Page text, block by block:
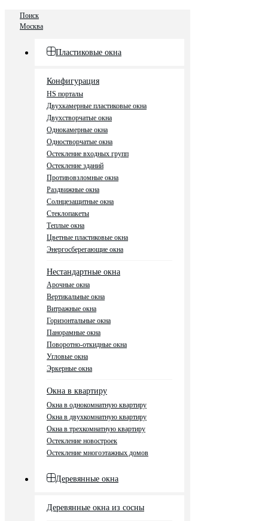
Поиск
Москва
Пластиковые окна
Конфигурация
HS порталы
Двухкамерные пластиковые окна
Двухстворчатые окна
Однокамерные окна
Одностворчатые окна
Остекление входных групп
Остекление зданий
Противовзломные окна
Раздвижные окна
Солнцезащитные окна
Стеклопакеты
Теплые окна
Цветные пластиковые окна
Энергосберегающие окна
Нестандартные окна
Арочные окна
Вертикальные окна
Витражные окна
Горизонтальные окна
Панорамные окна
Поворотно-откидные окна
Угловые окна
Эркерные окна
Окна в квартиру
Окна в однокомнатную квартиру
Окна в двухкомнатную квартиру
Окна в трехкомнатную квартиру
Остекление новостроек
Остекление многоэтажных домов
Деревянные окна
Деревянные окна из сосны